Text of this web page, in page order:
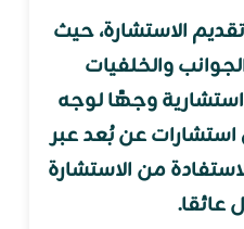
الاستشارة، حيث
والخلفيات
وجهًا لوجه
استشارات عن بُعد عبر
من الاستشارة
عائقا.